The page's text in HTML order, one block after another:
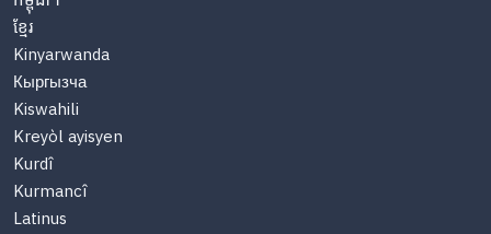
ខ្មែរ
Kinyarwanda
Кыргызча
Kiswahili
Kreyòl ayisyen
Kurdî
Kurmancî
Latinus